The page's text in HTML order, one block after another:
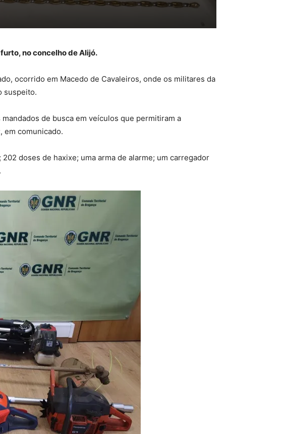
no concelho de Alijó.
ocorrido em Macedo de Cavaleiros, onde os militares da
suspeito.
de busca em veículos que permitiram a
em comunicado.
doses de haxixe; uma arma de alarme; um carregador